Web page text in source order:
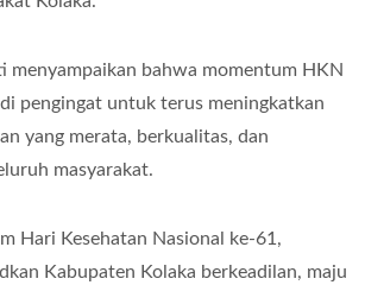
menyampaikan bahwa momentum HKN
pengingat untuk terus meningkatkan
yang merata, berkualitas, dan
masyarakat.
Hari Kesehatan Nasional ke-61,
Kabupaten Kolaka berkeadilan, maju